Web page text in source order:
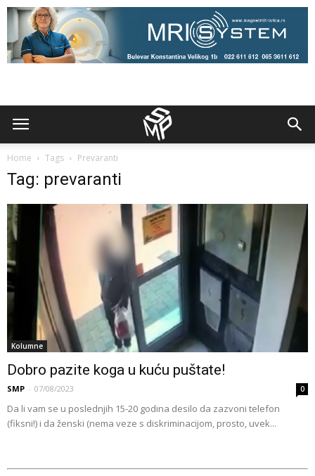
Home Tags Prevaranti
Tag: prevaranti
Kolumne
Dobro pazite koga u kuću puštate!
SMP - 07/08/2023 0
Da li vam se u poslednjih 15-20 godina desilo da zazvoni telefon
(fiksni!) i da ženski (nema veze s diskriminacijom, prosto, uvek...